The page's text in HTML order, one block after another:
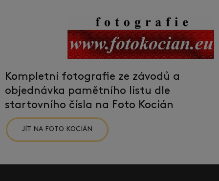
Kompletní fotografie ze závodů a
objednávka pamětního listu dle
startovního čísla na Foto Kocián
JÍT NA FOTO KOCIÁN